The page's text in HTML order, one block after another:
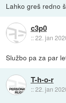
Lahko greš redno
c3p0
::22. jan
Službo pa za par
T-h-o-r
::22. jan